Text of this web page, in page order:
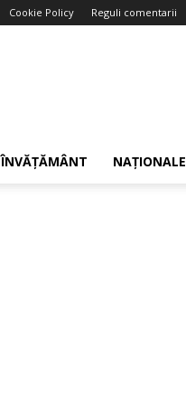
Cookie Policy Reguli comentarii
ÎNVĂȚĂMÂNT NAȚIONALE